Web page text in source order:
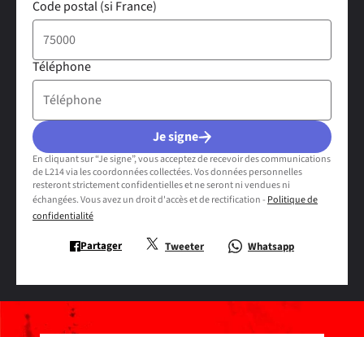
Code postal (si France)
Téléphone
Je signe
En cliquant sur “Je signe”, vous acceptez de recevoir des communications
de L214 via les coordonnées collectées. Vos données personnelles
resteront strictement confidentielles et ne seront ni vendues ni
échangées. Vous avez un droit d'accès et de rectification - Politique de
confidentialité
Partager Tweeter Whatsapp